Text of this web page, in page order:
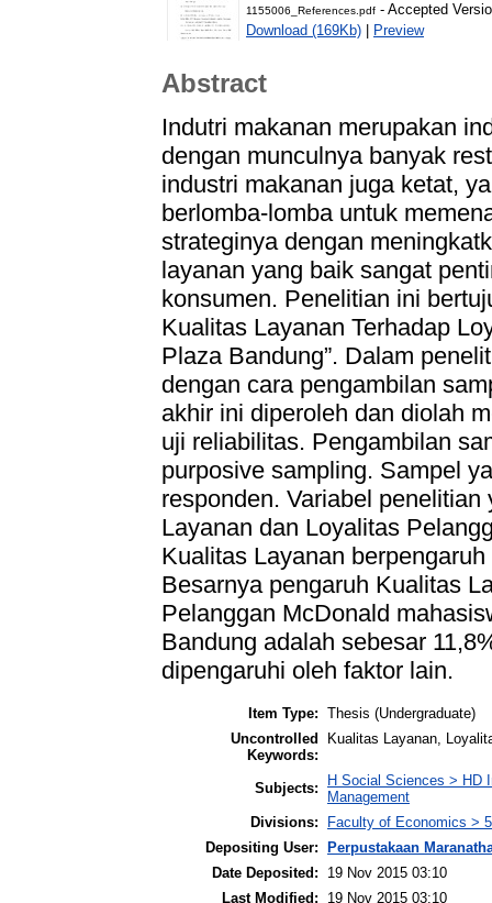
1155006_References.pdf - Accepted
Download (169Kb) | Preview
Abstract
Indutri makanan merupakan
dengan munculnya banyak
industri makanan juga ketat,
berlomba-lomba untuk
strateginya dengan
layanan yang baik sangat
konsumen. Penelitian ini
Kualitas Layanan Terhadap
Plaza Bandung”. Dalam
dengan cara pengambilan
akhir ini diperoleh dan diolah
uji reliabilitas. Pengambilan
purposive sampling. Sampel
responden. Variabel
Layanan dan Loyalitas
Kualitas Layanan
Besarnya pengaruh Kualitas
Pelanggan McDonald
Bandung adalah sebesar
dipengaruhi oleh faktor lain.
Item Type: Thesis (Undergraduate)
Uncontrolled
Keywords:
Kualitas Layanan,
Subjects:
H Social Sciences > HD
Management
Divisions:
Faculty of Economics >
Depositing User:
Perpustakaan
Date Deposited:
19 Nov 2015 03:10
Last Modified:
19 Nov 2015 03:10